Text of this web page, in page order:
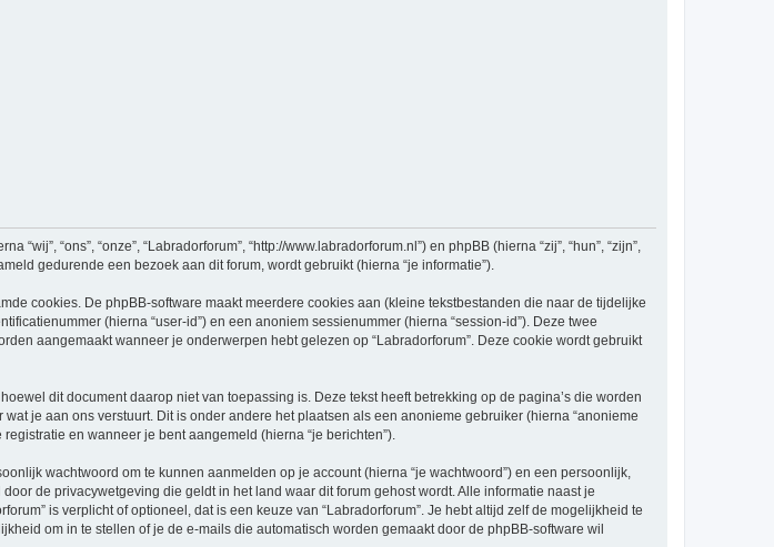
“ons”, “onze”, “Labradorforum”, “http://www.labradorforum.nl”) en phpBB (hierna “zij”, “hun”, “zijn”,
gedurende een bezoek aan dit forum, wordt gebruikt (hierna “je informatie”).
cookies. De phpBB-software maakt meerdere cookies aan (kleine tekstbestanden die naar de tijdelijke
(hierna “user-id”) en een anoniem sessienummer (hierna “session-id”). Deze twee
aangemaakt wanneer je onderwerpen hebt gelezen op “Labradorforum”. Deze cookie wordt gebruikt
dit document daarop niet van toepassing is. Deze tekst heeft betrekking op de pagina’s die worden
je aan ons verstuurt. Dit is onder andere het plaatsen als een anonieme gebruiker (hierna “anonieme
en wanneer je bent aangemeld (hierna “je berichten”).
wachtwoord om te kunnen aanmelden op je account (hierna “je wachtwoord”) en een persoonlijk,
de privacywetgeving die geldt in het land waar dit forum gehost wordt. Alle informatie naast je
is verplicht of optioneel, dat is een keuze van “Labradorforum”. Je hebt altijd zelf de mogelijkheid te
om in te stellen of je de e-mails die automatisch worden gemaakt door de phpBB-software wil